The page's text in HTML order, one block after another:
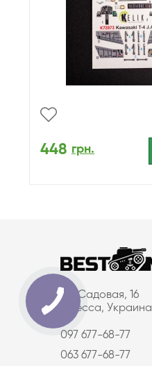
448 грн.
ул. Садовая, 16
Одесса, Украина
097 677-68-77
063 677-68-77